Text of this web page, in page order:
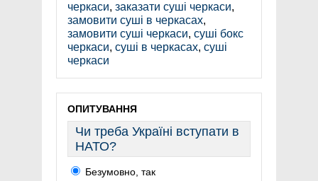
черкаси, заказати суші черкаси,
замовити суші в черкасах,
замовити суші черкаси, суші бокс
черкаси, суші в черкасах, суші
черкаси
ОПИТУВАННЯ
Чи треба Україні вступати в
НАТО?
Безумовно, так